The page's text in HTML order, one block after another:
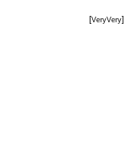
[VeryVery]